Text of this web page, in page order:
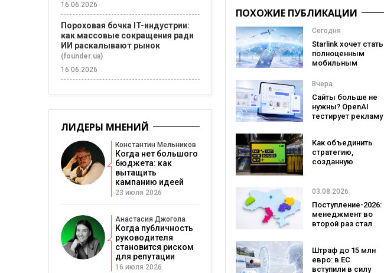
ПОХОЖИЕ ПУБЛИКАЦИИ
Сегодня
Starlink хочет стать
полноценным
мобильным
SpaceX готовит
конкурента
Verizon, AT&T и T-
Mobile
Вчера
Сайты больше не
нужны? OpenAI
тестирует рекламу
бренда
Как объединить
стратегию,
созданную
izi и агентства
03.08.2026
Поступление-2026:
менеджмент во
второй раз стал
а количество
заявлений —
рекордным за
Штраф до 15 млн
евро: в ЕС
вступили в силу
16.06.2026
Пороховая бочка IT-индустрии:
как массовые сокращения ради
ИИ раскалывают рынок
(founder.ua)
16.06.2026
ЛИДЕРЫ МНЕНИЙ
Константин Мельников
Когда нет большого
бюджета: как
вытащить
кампанию идеей
23 июля 2026
Анастасия Джогола
Когда публичность
руководителя
становится риском
для репутации
16 июля 2026